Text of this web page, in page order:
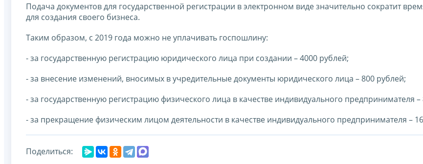
Подача документов для государственной регистрации в электронном виде значительно сократит
для создания своего бизнеса.
Таким образом, с 2019 года можно не уплачивать госпошлину:
- за государственную регистрацию юридического лица при создании – 4000 рублей;
- за внесение изменений, вносимых в учредительные документы юридического лица – 800 рублей;
- за государственную регистрацию физического лица в качестве индивидуального предпринимателя –
- за прекращение физическим лицом деятельности в качестве индивидуального предпринимателя –
Поделиться: